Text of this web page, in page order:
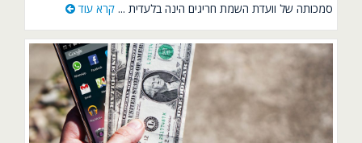
סמכותה של וועדת השמת חריגים הינה בלעדית ... קרא עוד